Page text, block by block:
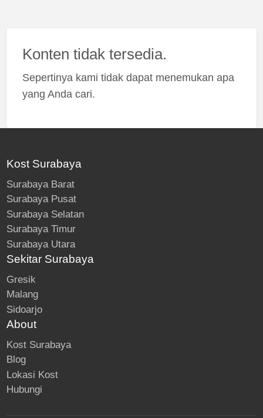
Konten tidak tersedia.
Sepertinya kami tidak dapat menemukan apa
yang Anda cari.
Kost Surabaya
Surabaya Barat
Surabaya Pusat
Surabaya Selatan
Surabaya Timur
Surabaya Utara
Sekitar Surabaya
Gresik
Malang
Sidoarjo
About
Kost Surabaya
Blog
Lokasi Kost
Hubungi